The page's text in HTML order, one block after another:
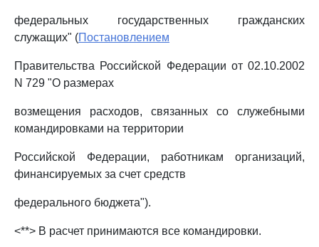
федеральных государственных гражданских
служащих" (Постановлением
Правительства Российской Федерации от 02.10.2002
N 729 "О размерах
возмещения расходов, связанных со служебными
командировками на территории
Российской Федерации, работникам организаций,
финансируемых за счет средств
федерального бюджета").
<**> В расчет принимаются все командировки.